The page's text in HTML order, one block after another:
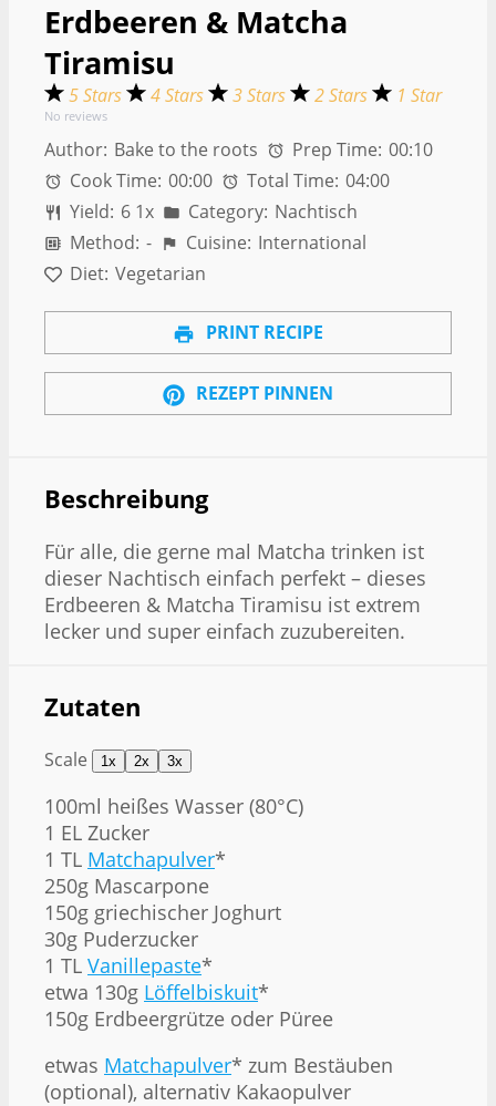
Erdbeeren & Matcha
Tiramisu
5 Stars 4 Stars 3 Stars 2 Stars 1 Star
No reviews
Author: Bake to the roots Prep Time: 00:10
Cook Time: 00:00 Total Time: 04:00
Yield: 6 1x Category: Nachtisch
Method: - Cuisine: International
Diet: Vegetarian
PRINT RECIPE
REZEPT PINNEN
Beschreibung
Für alle, die gerne mal Matcha trinken ist
dieser Nachtisch einfach perfekt – dieses
Erdbeeren & Matcha Tiramisu ist extrem
lecker und super einfach zuzubereiten.
Zutaten
Scale 1x 2x 3x
100ml heißes Wasser (80°C)
1 EL Zucker
1 TL Matchapulver*
250g Mascarpone
150g griechischer Joghurt
30g Puderzucker
1 TL Vanillepaste*
etwa 130g Löffelbiskuit*
150g Erdbeergrütze oder Püree
etwas Matchapulver* zum Bestäuben
(optional), alternativ Kakaopulver